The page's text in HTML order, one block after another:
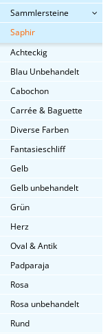
Sammlersteine
Saphir
Achteckig
Blau Unbehandelt
Cabochon
Carrée & Baguette
Diverse Farben
Fantasieschliff
Gelb
Gelb unbehandelt
Grün
Herz
Oval & Antik
Padparaja
Rosa
Rosa unbehandelt
Rund